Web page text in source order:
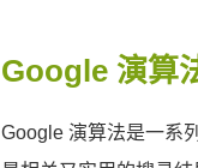
Google 演算
Google 演算法是一系